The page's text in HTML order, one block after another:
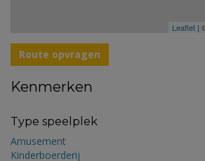
Leaflet |
Route opvragen
Kenmerken
Type speelplek
Amusement
Kinderboerderij